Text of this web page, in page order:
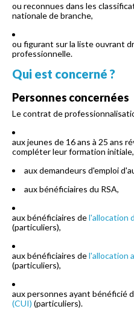
ou reconnues dans les
nationale de branche,
ou figurant sur la liste ouvrant
professionnelle.
Qui est concerné ?
Personnes concernées
Le contrat de
aux jeunes de 16 ans à 25 ans
compléter leur formation initiale,
aux demandeurs d'emploi
aux bénéficiaires du RSA,
aux bénéficiaires del'allocation
(particuliers),
aux bénéficiaires del'allocation
(particuliers),
aux personnes ayant bénéficié
(CUI) (particuliers).